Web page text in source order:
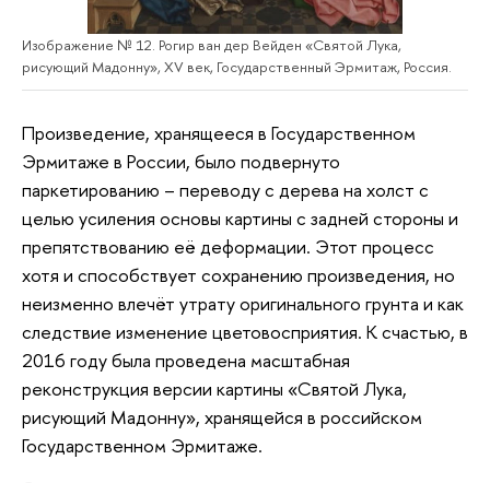
Изображение № 12. Рогир ван дер Вейден «Святой Лука,
рисующий Мадонну», ХV век, Государственный Эрмитаж, Россия.
Произведение, хранящееся в Государственном
Эрмитаже в России, было подвернуто
паркетированию – переводу с дерева на холст с
целью усиления основы картины с задней стороны и
препятствованию её деформации. Этот процесс
хотя и способствует сохранению произведения, но
неизменно влечёт утрату оригинального грунта и как
следствие изменение цветовосприятия. К счастью, в
2016 году была проведена масштабная
реконструкция версии картины «Святой Лука,
рисующий Мадонну», хранящейся в российском
Государственном Эрмитаже.